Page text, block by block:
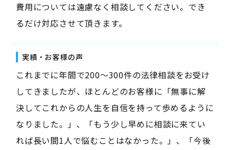
費用については遠慮なく相談してください。でき
るだけ対応させて頂きます。
実績・お客様の声
これまでに年間で200～300件の法律相談をお受け
してきましたが、ほとんどのお客様に「無事に解
決してこれからの人生を自信を持って歩めるように
なりました。」、「もう少し早めに相談に来てい
れば長い間1人で悩むことはなかった。」、「今後